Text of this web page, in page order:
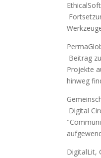
Beitrag
Projekte
hinweg
Digital
DigitalLit,